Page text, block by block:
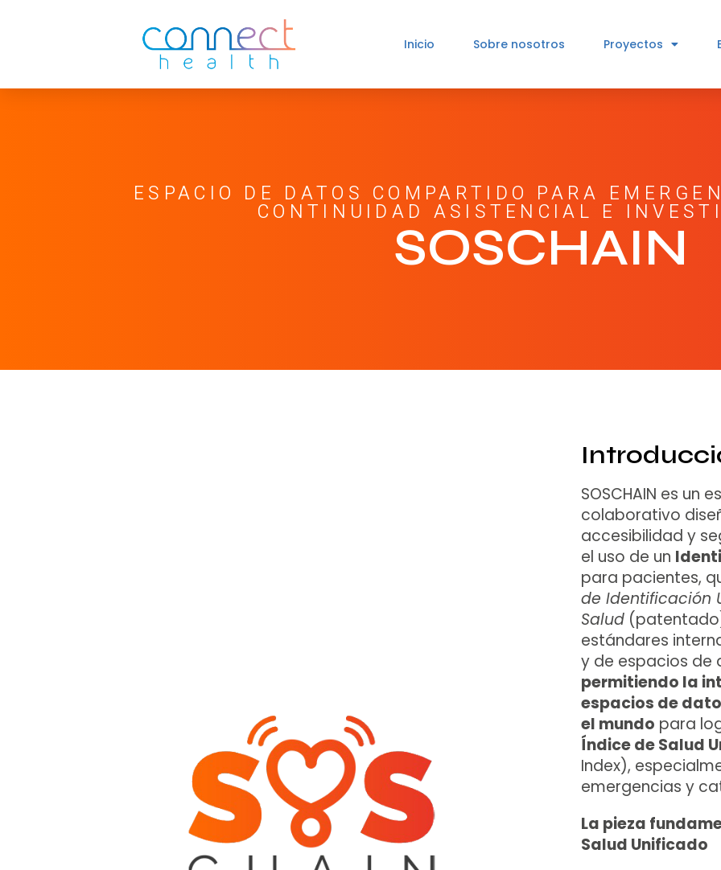
Inicio Sobre nosotros Proyectos
ESPACIO DE DATOS COMPARTIDO PARA
CONTINUIDAD ASISTENCIAL E
SOSCHAIN
SOSCHAIN es
colaborativo
accesibilidad y
el uso de un
para pacientes,
de Identificación
Salud
estándares
y de espacios
permitiendo la
espacios de
el mundo para
Índice de Salud
Index),
emergencias y
La pieza
Salud Unificado